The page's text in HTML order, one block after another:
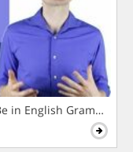
in English Grammar